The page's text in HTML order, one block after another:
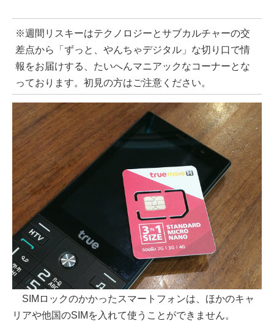
※週間リスキーはテクノロジーとサブカルチャーの交
差点から「ずっと、やんちゃデジタル」な切り口で情
報をお届けする、たいへんマニアックなコーナーとな
っております。初見の方はご注意ください。
SIMロックのかかったスマートフォンは、ほかのキャ
リアや他国のSIMを入れて使うことができません。